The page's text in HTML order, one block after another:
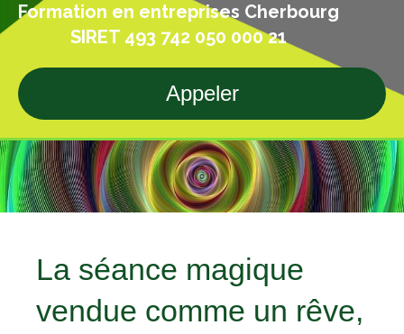
Formation en entreprises Cherbourg
SIRET 493 742 050 000 21
Appeler
La séance magique
vendue comme un rêve,